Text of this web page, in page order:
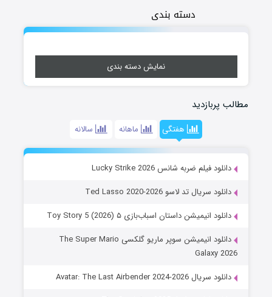
دسته بندی
نمایش دسته بندی
مطالب پربازدید
هفتگی ماهانه سالانه
دانلود فیلم ضربه شانس Lucky Strike 2026
دانلود سریال تد لاسو Ted Lasso 2020-2026
دانلود انیمیشن داستان اسباب‌بازی ۵ Toy Story 5 (2026)
دانلود انیمیشن سوپر ماریو گلکسی The Super Mario
Galaxy 2026
دانلود سریال Avatar: The Last Airbender 2024-2026